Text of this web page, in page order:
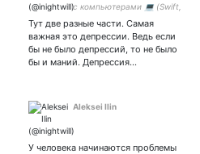
с компьютерами 💻 (Swift,
iOS, macOS), но мне
человеческая программа
🧠 #нетвойне 🤍❤️🤍🧩💙
💛🧩🤍💙🤍
Тут две разные части. Самая
важная это депрессии. Ведь если
бы не было депрессий, то не было
бы и маний. Депрессия…
Aleksei Ilin
У человека начинаются проблемы